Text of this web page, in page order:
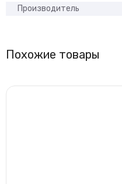
Производитель
Похожие товары